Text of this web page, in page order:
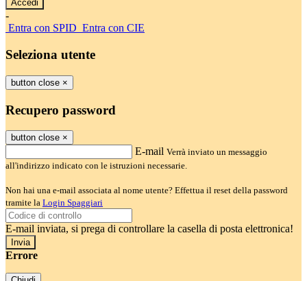
-
Entra con SPID Entra con CIE
Seleziona utente
button close ×
Recupero password
button close ×
E-mail Verrà inviato un messaggio
all'indirizzo indicato con le istruzioni necessarie.
Non hai una e-mail associata al nome utente? Effettua il reset della password
tramite la Login Spaggiari
E-mail inviata, si prega di controllare la casella di posta elettronica!
Errore